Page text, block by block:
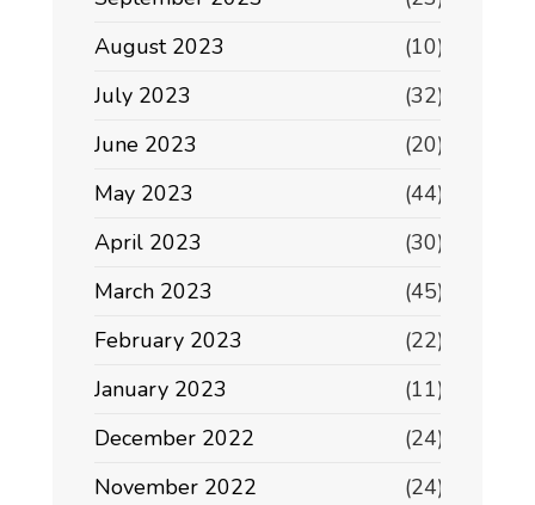
August 2023
(10)
July 2023
(32)
June 2023
(20)
May 2023
(44)
April 2023
(30)
March 2023
(45)
February 2023
(22)
January 2023
(11)
December 2022
(24)
November 2022
(24)